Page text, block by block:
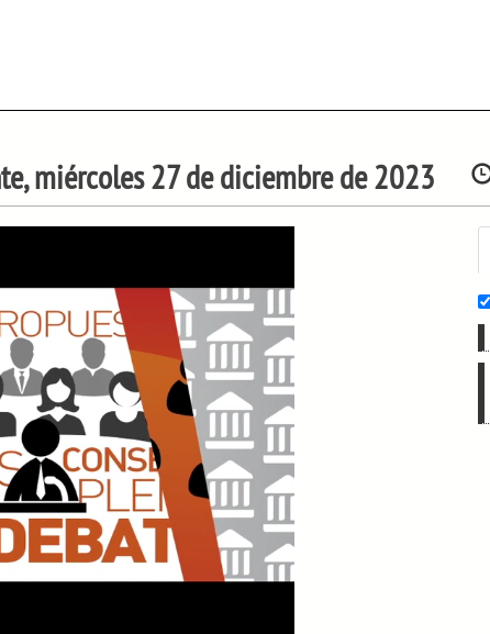
miércoles 27 de diciembre de 2023